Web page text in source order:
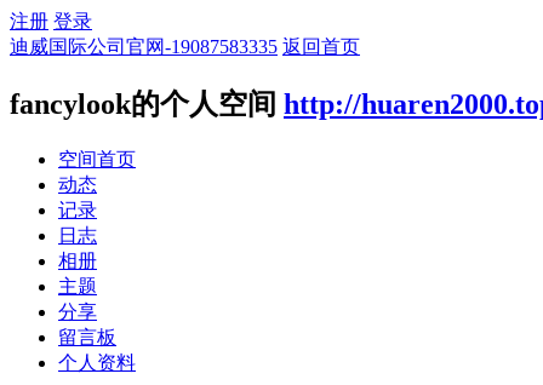
注册 登录
迪威国际公司官网-19087583335 返回首页
fancylook的个人空间 http://
空间首页
动态
记录
日志
相册
主题
分享
留言板
个人资料